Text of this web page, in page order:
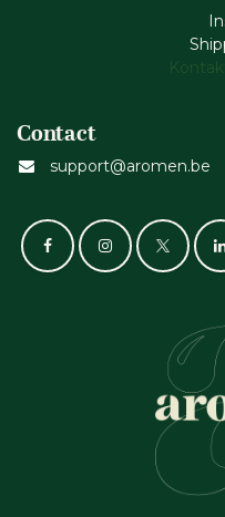
Contact
support@aromen.be